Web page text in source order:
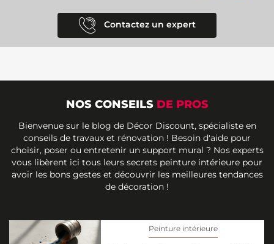
Contactez un expert
NOS CONSEILS DE PROS
Bienvenue sur le blog de Décor Discount, spécialiste en
conseils de travaux et rénovation ! Besoin d'aide pour
choisir, poser ou entretenir un support mural ? Nos experts
vous libèrent ici tous leurs secrets peinture intérieure pour
avoir les bons gestes et découvrir les meilleures tendances
de décoration !
Peinture intérieure